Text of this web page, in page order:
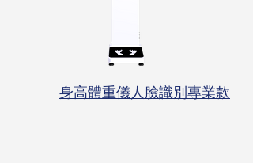
⾝⾼體重儀⼈臉識別專業款